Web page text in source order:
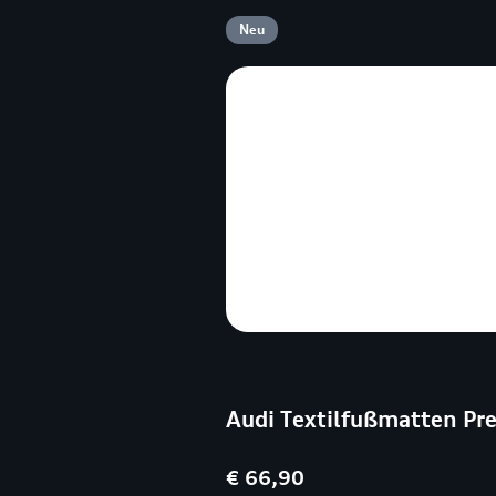
Neu
Audi Textilfußmatten
€ 66,90